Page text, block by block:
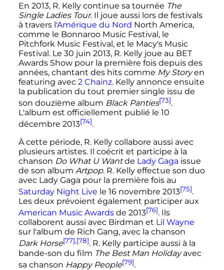
En 2013, R. Kelly continue sa tournée The
Single Ladies Tour. Il joue aussi lors de festivals
à travers l'Amérique du Nord North America,
comme le Bonnaroo Music Festival, le
Pitchfork Music Festival, et le Macy's Music
Festival. Le 30 juin 2013, R. Kelly joue au BET
Awards Show pour la première fois depuis des
années, chantant des hits comme My Storyen
featuring avec 2 Chainz. Kelly annonce ensuite
la publication du tout premier single issu de
son douzième album Black Panties[73].
L'album est officiellement publié le 10
décembre 2013[74].
À cette période, R. Kelly collabore aussi avec
plusieurs artistes. Il coécrit et participe à la
chanson Do What U Wantde Lady Gaga issue
de son album Artpop. R. Kelly effectue son duo
avec Lady Gaga pour la première fois au
Saturday Night Live le 16 novembre 2013[75].
Les deux prévoient également participer aux
American Music Awardsde 2013[76]. Ils
collaborent aussi avec Birdman et Lil Wayne
sur l'album de Rich Gang, avec la chanson
Dark Horse[77],[78]. R. Kelly participe aussi à la
bande-son du film The Best Man Holidayavec
sa chanson Happy People[79].